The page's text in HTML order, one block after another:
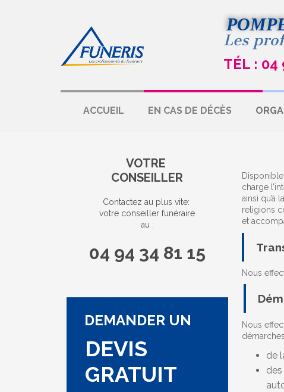
Les
TÉL : 04
ACCUEIL EN CAS DE DÉCÈS
VOTRE
CONSEILLER
Contactez au plus vite:
votre conseiller funéraire
au :
04 94 34 81 15
DEMANDER UN
DEVIS
GRATUIT
charge
ainsi qu’à
religions
et
Nous
Nous
de